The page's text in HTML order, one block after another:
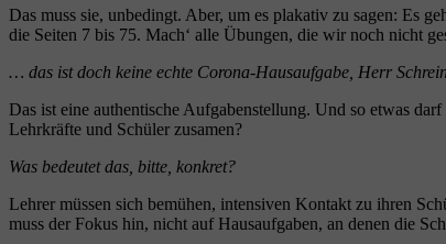
Das muss sie, unbedingt. Aber, um es plakativ zu sagen: Es
die Seiten 7 bis 75. Mach‘ alle Übungen, die wir noch nicht
… das ist doch keine echte Corona-Hausaufgabe, Herr
Das ist eine authentische Aufgabenstellung. Und so etwas
Lehrkräfte und Schüler zusamen?
Was bedeutet das, bitte, konkret?
Lehrer müssen sich bemühen, intensiven Kontakt zu ihren
muss der Fokus hin, nicht auf Hausaufgaben, an denen die